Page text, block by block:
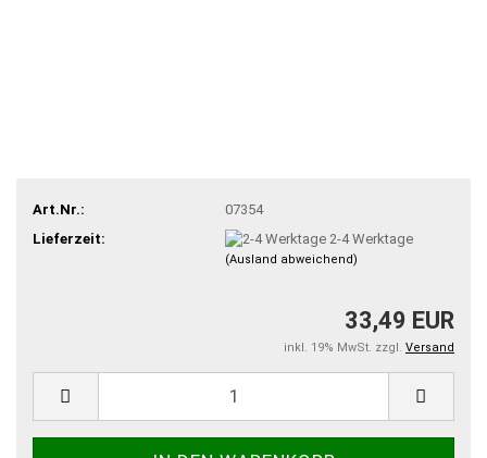
Art.Nr.:
07354
Lieferzeit:
2-4 Werktage
(Ausland abweichend)
33,49 EUR
inkl. 19% MwSt. zzgl. Versand